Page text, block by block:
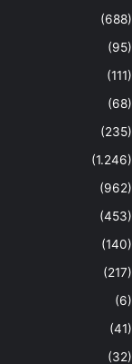
(688)
(95)
(111)
(68)
(235)
(1.246)
(962)
(453)
(140)
(217)
(6)
(41)
(32)